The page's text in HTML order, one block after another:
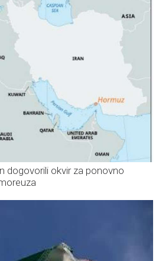
dogovorili okvir za ponovno